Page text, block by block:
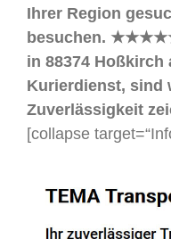
Ihrer Region
besuchen.
in 88374
Kurierdienst, sind
Zuverlässigkeit
[collapse